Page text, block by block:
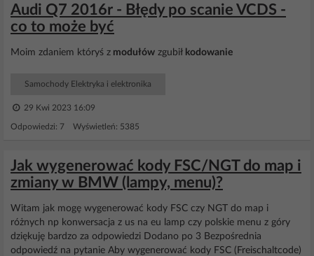
Audi Q7 2016r - Błędy po scanie VCDS -
co to może być
Moim zdaniem któryś z modułów zgubił kodowanie
Samochody Elektryka i elektronika
29 Kwi 2023 16:09
Odpowiedzi: 7 Wyświetleń: 5385
Jak wygenerować kody FSC/NGT do map i
zmiany w BMW (lampy, menu)?
Witam jak mogę wygenerować kody FSC czy NGT do map i
różnych np konwersacja z us na eu lamp czy polskie menu z góry
dziękuję bardzo za odpowiedzi Dodano po 3 Bezpośrednia
odpowiedź na pytanie Aby wygenerować kody FSC (Freischaltcode)